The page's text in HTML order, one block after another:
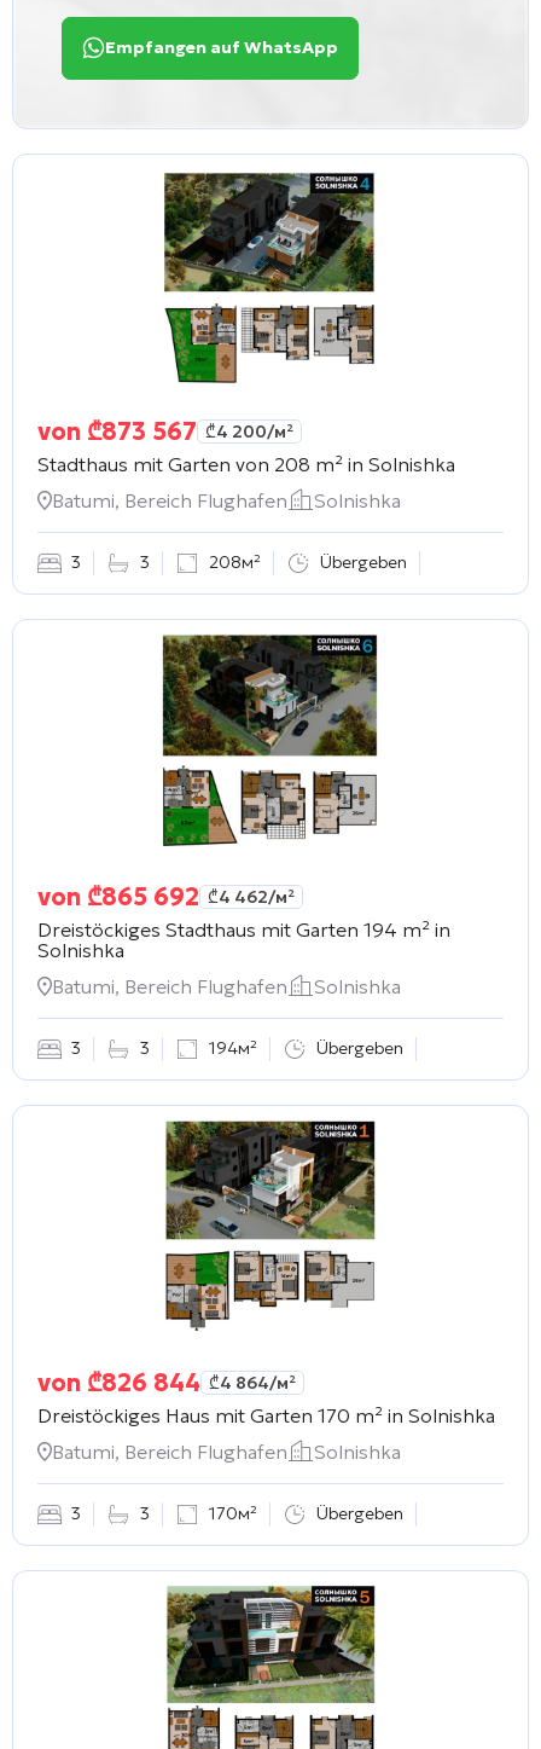
Empfangen auf WhatsApp
von ₾873 567 ₾4 200/м²
Stadthaus mit Garten von 208 m² in Solnishka
Batumi, Bereich Flughafen
Solnishka
3 3 208м² Übergeben
von ₾865 692 ₾4 462/м²
Dreistöckiges Stadthaus mit Garten 194 m² in
Solnishka
Batumi, Bereich Flughafen
Solnishka
3 3 194м² Übergeben
von ₾826 844 ₾4 864/м²
Dreistöckiges Haus mit Garten 170 m² in Solnishka
Batumi, Bereich Flughafen
Solnishka
3 3 170м² Übergeben